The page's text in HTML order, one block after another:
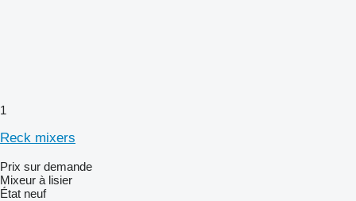
1
Reck mixers
Prix sur demande
Mixeur à lisier
État neuf